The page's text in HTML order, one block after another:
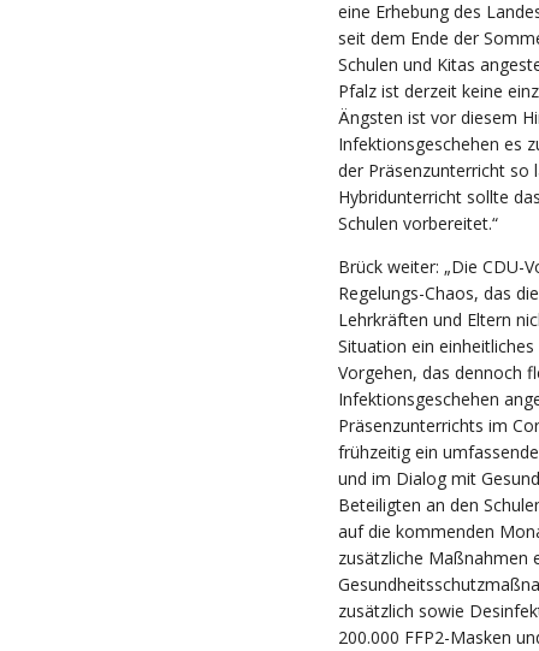
eine Erhebung des
seit dem Ende der
Schulen und Kitas
Pfalz ist derzeit keine
Ängsten ist vor diesem
Infektionsgeschehen es
der Präsenzunterricht so
Hybridunterricht sollte
Schulen vorbereitet.“
Brück weiter: „Die CDU-
Regelungs-Chaos, das
Lehrkräften und Eltern
Situation ein
Vorgehen, das dennoch
Infektionsgeschehen
Präsenzunterrichts im
frühzeitig ein
und im Dialog mit
Beteiligten an den
auf die kommenden
zusätzliche Maßnahmen
zusätzlich sowie
200.000 FFP2-Masken